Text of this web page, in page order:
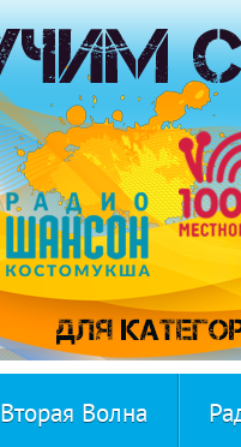
Вторая Волна